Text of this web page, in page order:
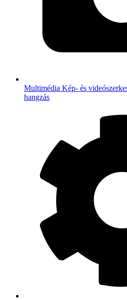
Multimédia Kép- és
hangzás